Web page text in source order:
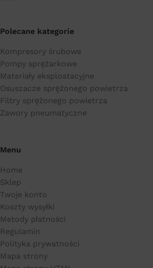
Polecane kategorie
Kompresory śrubowe
Pompy sprężarkowe
Materiały eksploatacyjne
Osuszacze sprężonego powietrza
Filtry sprężonego powietrza
Zawory pneumatyczne
Menu
Home
Sklep
Twoje konto
Koszty wysyłki
Metody płatności
Regulamin
Polityka prywatności
Mapa strony